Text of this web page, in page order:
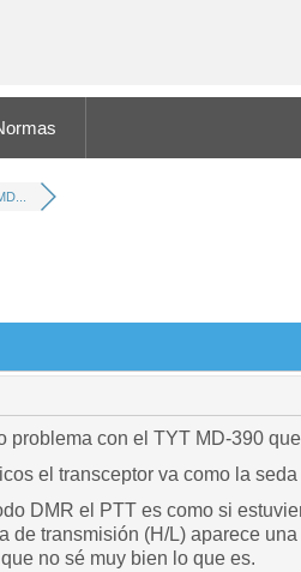
problema con el TYT MD-390
el transceptor va como la seda
DMR el PTT es como si
de transmisión (H/L) aparece
no sé muy bien lo que es.